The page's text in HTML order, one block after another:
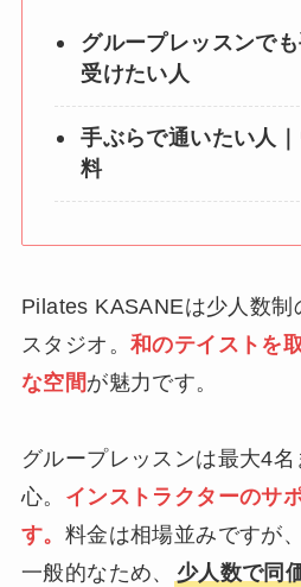
グループレッスンで
受けたい人
手ぶらで通いたい人
料
Pilates KASANEは少人数制
スタジオ。 和のテイストを
な空間が魅力です。
グループレッスンは最大4
心。 インストラクターのサ
す。 料金は相場並みですが
一般的なため、
少人数で同